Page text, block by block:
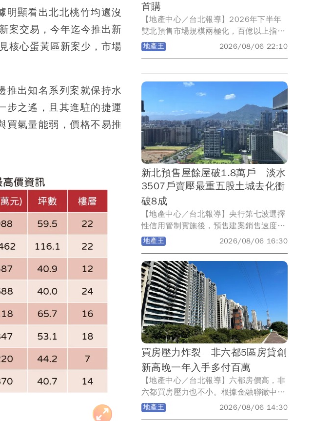
明顯看出北北桃竹均還沒
案交易，今年迄今推出新
核心蛋黃區新案少，市場
推出知名系列案就保持水
步之遙，且其進駐的捷運
買氣量能弱，價格不易推
首購
【地產中心／台北報導】2026年下半年
雙北預售市場規模兩極化，百億以上指標
案與50億元以下中小案並立。信義代銷童
「百億大案仰賴區域亮點、品牌實力與大
型社區規劃，提升產品稀有性與長期持有
價值，支撐高基期房價；50億元以下的中
小型個案則著重小坪數、低首付，以資金
彈性換取購屋可行性，提高買方進場意
願。」
地產王 2026/08/06 22:10
新北預售屋餘屋破1.8萬戶 淡水
3507戶賣壓最重五股土城去化衝
破8成
【地產中心／台北報導】央行第七波選擇
性信用管制實施後，預售建案銷售速度明
顯放緩，進而推升預售市場的待售餘屋
備查制度上路至今，新北市各行政區的
「待售餘屋量」與「累計銷售率」。數據
顯示，新北市全區待售餘屋量已突破1萬8
千戶，其中淡水、三重、林口等重劃區推
案重鎮的賣壓最為顯著，土城、五股的累
計銷售率則雙雙突破8成。
地產王 2026/08/06 16:30
買房壓力炸裂 非六都5區房貸創
新高晚一年入手多付百萬
【地產中心／台北報導】六都房價高，非
六都買房壓力也不小。根據金融聯徵中心
2026年Q1新增房貸資料統計，非六都15
個縣市當中，包括新竹縣、苗栗縣、彰化
地產王 2026/08/06 14:30